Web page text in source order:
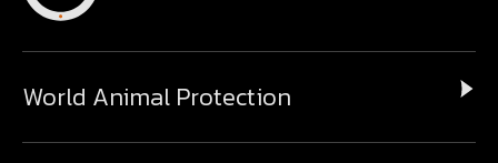
World Animal Protection